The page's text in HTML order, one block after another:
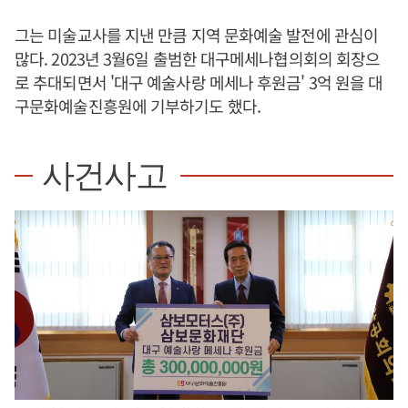
그는 미술교사를 지낸 만큼 지역 문화예술 발전에 관심이
많다. 2023년 3월6일 출범한 대구메세나협의회의 회장으
로 추대되면서 '대구 예술사랑 메세나 후원금' 3억 원을 대
구문화예술진흥원에 기부하기도 했다.
사건사고